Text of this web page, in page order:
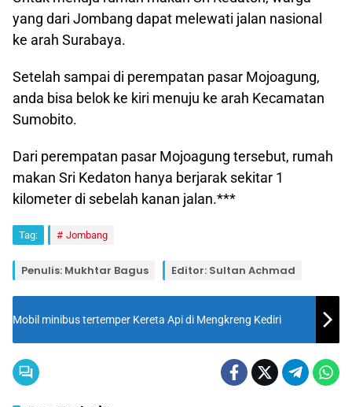
yang dari Jombang dapat melewati jalan nasional
ke arah Surabaya.
Setelah sampai di perempatan pasar Mojoagung,
anda bisa belok ke kiri menuju ke arah Kecamatan
Sumobito.
Dari perempatan pasar Mojoagung tersebut, rumah
makan Sri Kedaton hanya berjarak sekitar 1
kilometer di sebelah kanan jalan.***
Tag: Jombang
Penulis: Mukhtar Bagus Editor: Sultan Achmad
Mobil minibus tertemper Kereta Api di Mengkreng Kediri